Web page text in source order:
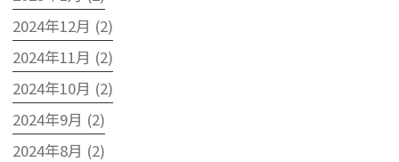
2024年12月 (2)
2024年11月 (2)
2024年10月 (2)
2024年9月 (2)
2024年8月 (2)